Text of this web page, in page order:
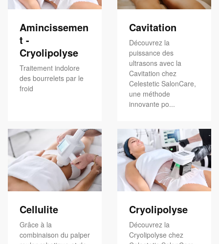
Amincissemen
t -
Cryolipolyse
Traitement indolore
des bourrelets par le
froid
Cavitation
Découvrez la
puissance des
ultrasons avec la
Cavitation chez
Celestetic SalonCare,
une méthode
innovante po...
Cellulite
Grâce à la
combinaison du palper
Cryolipolyse
Découvrez la
Cryolipolyse chez